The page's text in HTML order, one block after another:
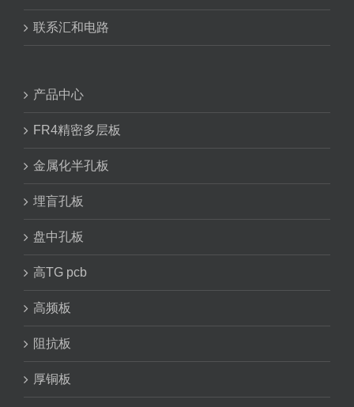
联系汇和电路
产品中心
FR4精密多层板
金属化半孔板
埋盲孔板
盘中孔板
高TG pcb
高频板
阻抗板
厚铜板